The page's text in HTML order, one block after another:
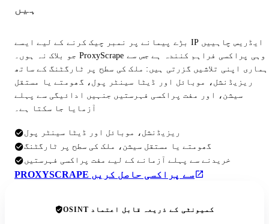
ہیں
بڑے پیمانے پر نمبر چیک کرنے کے لیے ایسے IP ایڈریس چاہییں
جو بلاک نہ ہوں۔ ProxyScrape وہی پراکسی فراہم کنندہ ہے جس سے
ہماری اپنی تلاشیں گزرتی ہیں: ملک کی سطح پر ٹارگٹنگ کے ساتھ
ریزیڈنشل، موبائل اور ڈیٹا سینٹر پول، گھومتے یا مستقل
سیشن، اور مفت پراکسی فہرستیں جنہیں ادائیگی سے پہلے
آزمایا جا سکتا ہے۔
ریزیڈنشل، موبائل اور ڈیٹا سینٹر پول
گھومتے یا مستقل سیشن، ملک کی سطح پر ٹارگٹنگ
خریدنے سے پہلے آزمانے کے لیے مفت پراکسی فہرستیں
PROXYSCRAPE سے پراکسی حاصل کریں
OSINT کمیونٹی کے ذریعہ قابل اعتماد